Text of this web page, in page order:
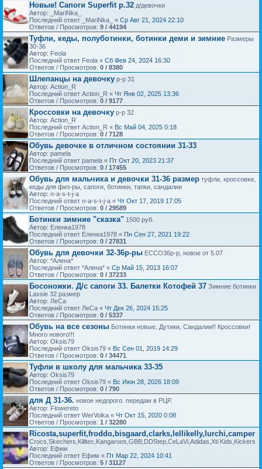
Новые! Сапоги Superfit р.32 д/девочки
Автор: _MariNka_
Последний ответ _MariNka_ « Ср Авг 21, 2024 22:10
Ответов / Просмотров: 9 / 44194
Туфли, кеды, полуботинки, ботинки деми и зимние Размеры
30-36
Автор: Feola
Последний ответ Feola « Сб Фев 24, 2024 16:30
Ответов / Просмотров: 0 / 8380
Шлепанцы на девочку р-р 31
Автор: Action_R
Последний ответ Action_R « Чт Янв 02, 2025 13:36
Ответов / Просмотров: 0 / 9177
Кроссовки на девочку р-р 32
Автор: Action_R
Последний ответ Action_R « Вс Май 04, 2025 0:18
Ответов / Просмотров: 0 / 7128
Обувь девочке в отличном состоянии 31-33
Автор: pamela
Последний ответ pamela « Пт Окт 20, 2023 21:37
Ответов / Просмотров: 0 / 17455
Обувь для мальчика и девочки 31-36 размер туфли, кроссовки,
кеды для физ-ры, сапоги, ботинки, тапки, сандалии
Автор: n-a-s-t-j-a
Последний ответ n-a-s-t-j-a « Чт Окт 17, 2019 17:05
Ответов / Просмотров: 0 / 29589
Ботинки зимние "сказка" 1500 руб.
Автор: Еленка1978
Последний ответ Еленка1978 « Пн Сен 27, 2021 19:22
Ответов / Просмотров: 0 / 27831
Обувь для девочки 32-36р-ры ECCO36р-р, новое от 5.07
Автор: *Алена*
Последний ответ *Алена* « Ср Май 15, 2013 16:07
Ответов / Просмотров: 0 / 37233
Босоножки. Д/с сапоги 33. Балетки Котофей 37 Зимние ботинки
Lassie 32 размер
Автор: ЛеСа
Последний ответ ЛеСа « Чт Дек 26, 2024 15:25
Ответов / Просмотров: 0 / 5337
Обувь на все сезоны Ботинки новые, Дутики, Сандалии!! Кроссовки!
Много нового!!!
Автор: Oksis79
Последний ответ Oksis79 « Вс Сен 01, 2019 14:29
Ответов / Просмотров: 0 / 34471
Туфли в школу для мальчика 33-35
Автор: Oksis79
Последний ответ Oksis79 « Вс Июн 28, 2026 18:09
Ответов / Просмотров: 0 / 790
для Д 31-36. новое недорого. передам в РЦР.
Автор: Flowereto
Последний ответ WerVolka « Чт Окт 15, 2020 0:08
Ответов / Просмотров: 1 / 32280
Ricosta,superfit,froddo,bisgaard,clarks,lellikelly,lurchi,camper
Crocs,Skechers,Killtec,Kangaroos,GBB,DDStep,CeLaVi,Adidas,Xti Kids,Kickers
Автор: Ефим
Последний ответ Ефим « Пт Мар 22, 2024 10:41
Ответов / Просмотров: 5 / 31127